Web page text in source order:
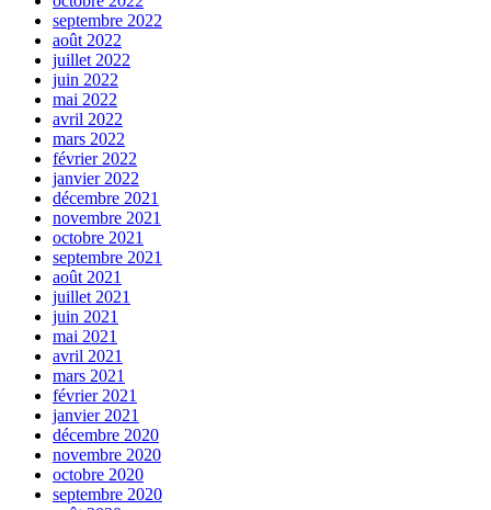
septembre 2022
août 2022
juillet 2022
juin 2022
mai 2022
avril 2022
mars 2022
février 2022
janvier 2022
décembre 2021
novembre 2021
octobre 2021
septembre 2021
août 2021
juillet 2021
juin 2021
mai 2021
avril 2021
mars 2021
février 2021
janvier 2021
décembre 2020
novembre 2020
octobre 2020
septembre 2020